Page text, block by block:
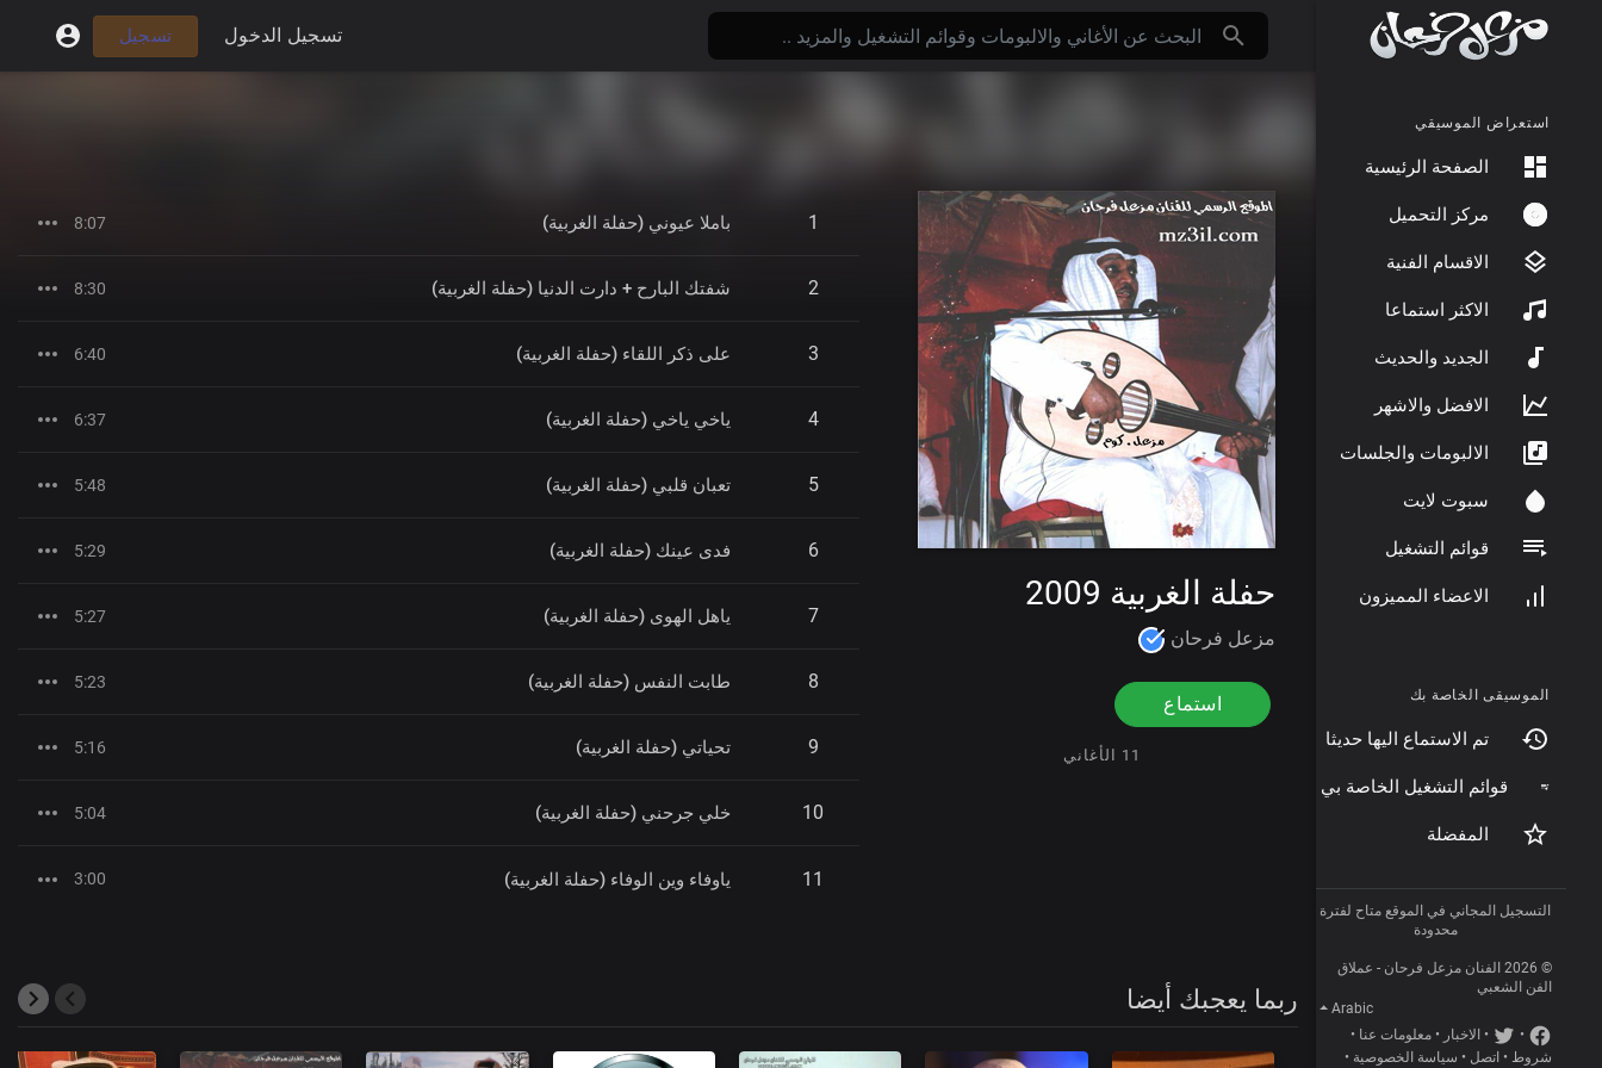
استعراض الموسيقي
الصفحة الرئيسية
مركز التحميل
الاقسام الفنية
الاكثر استماعا
الجديد والحديث
الافضل والاشهر
الالبومات والجلسات
سبوت لايت
قوائم التشغيل
الاعضاء المميزون
الموسيقى الخاصة بك
تم الاستماع اليها حديثا
قوائم التشغيل الخاصة بي
المفضلة
التسجيل المجاني في الموقع متاح لفترة
محدودة
© 2026 الفنان مزعل فرحان - عملاق
الفن الشعبي
Arabic
•
• الاخبار • معلومات عنا •
شروط • اتصل • سياسة الخصوصية •
تسجيل الدخول تسجيل
حفلة الغربية 2009
مزعل فرحان
استماع
11 الأغاني
1 باملا عيوني (حفلة الغربية) 8:07
2 شفتك البارح + دارت الدنيا (حفلة الغربية) 8:30
3 على ذكر اللقاء (حفلة الغربية) 6:40
4 ياخي ياخي (حفلة الغربية) 6:37
5 تعبان قلبي (حفلة الغربية) 5:48
6 فدى عينك (حفلة الغربية) 5:29
7 ياهل الهوى (حفلة الغربية) 5:27
8 طابت النفس (حفلة الغربية) 5:23
9 تحياتي (حفلة الغربية) 5:16
10 خلي جرحني (حفلة الغربية) 5:04
11 ياوفاء وين الوفاء (حفلة الغربية) 3:00
ربما يعجبك أيضا